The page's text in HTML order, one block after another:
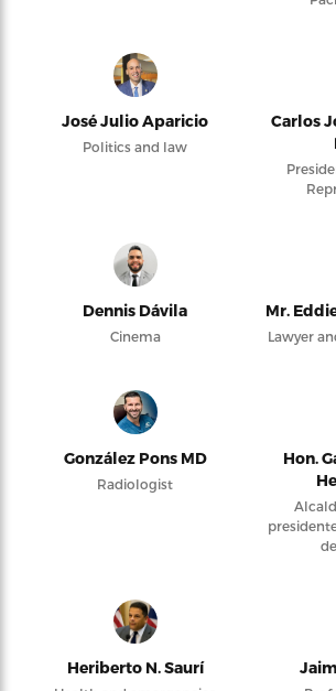
José Julio Aparicio
Politics and law
Carlos
Dennis Dávila
Cinema
Mr.
Lawyer
González Pons MD
Radiologist
Hon.
Heriberto N. Saurí